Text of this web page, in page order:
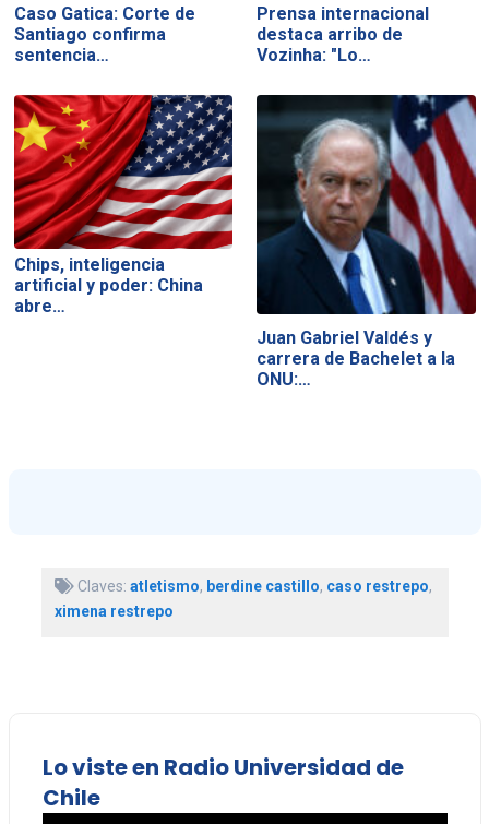
Caso Gatica: Corte de
Santiago confirma
sentencia…
Prensa internacional
destaca arribo de
Vozinha: "Lo…
Chips, inteligencia
artificial y poder: China
abre…
Juan Gabriel Valdés y
carrera de Bachelet a la
ONU:…
Claves: atletismo, berdine castillo, caso restrepo,
ximena restrepo
Lo viste en Radio Universidad de
Chile